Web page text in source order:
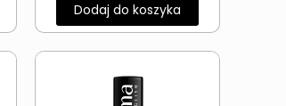
Dodaj do koszyka